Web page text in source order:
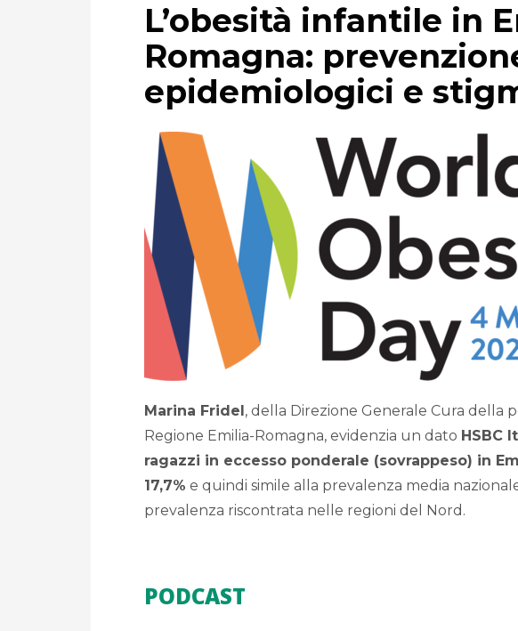
L’obesità infantile in
Romagna:
epidemiologici e
Marina Fridel, della Direzione Generale Cura della
Regione Emilia-Romagna, evidenzia un dato HSBC
ragazzi in eccesso ponderale (sovrappeso) in
17,7% e quindi simile alla prevalenza media
prevalenza riscontrata nelle regioni del Nord.
PODCAST